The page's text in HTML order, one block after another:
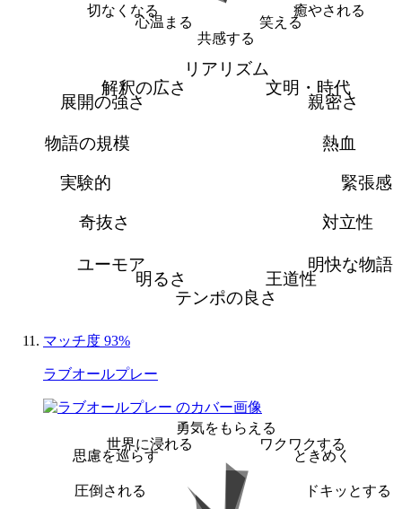
癒やされる
笑える
共感する
心温まる
切なくなる
リアリズム
文明・時代
親密さ
熱血
緊張感
対立性
明快な物語
王道性
テンポの良さ
明るさ
ユーモア
奇抜さ
実験的
物語の規模
展開の強さ
解釈の広さ
マッチ度 93%
ラブオールプレー
勇気をもらえる
ワクワクする
ときめく
ドキッとする
圧倒される
思慮を巡らす
世界に浸れる